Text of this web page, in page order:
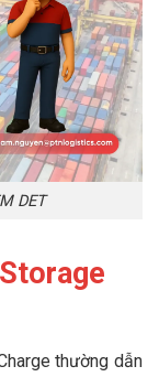
DET
thường dẫn